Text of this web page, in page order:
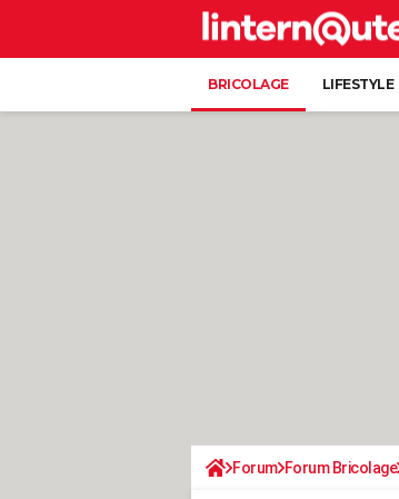
BRICOLAGE LIFESTYLE
Forum Forum Bricolage